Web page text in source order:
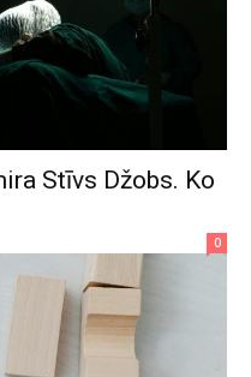
Stīvs Džobs. Ko
0